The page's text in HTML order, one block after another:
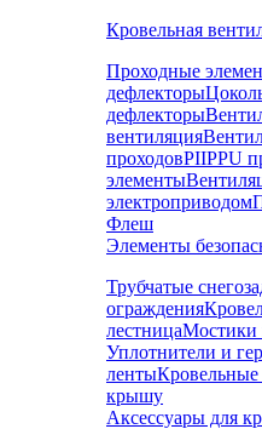
Кровельная
Проходные
дефлекторы
дефлекторы
вентиляция
проходовPIIPPU
элементы
электроприводом
Флеш
Элементы
Трубчатые
ограждения
лестницаМостики
Уплотнители и
ленты
крышу
Аксессуары для